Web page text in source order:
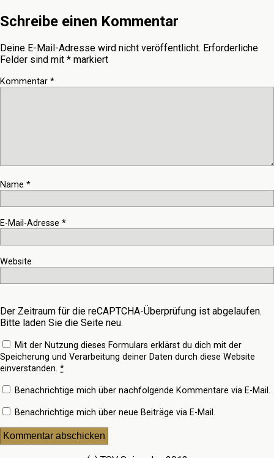
Schreibe einen Kommentar
Deine E-Mail-Adresse wird nicht veröffentlicht. Erforderliche
Felder sind mit * markiert
Kommentar *
Name *
E-Mail-Adresse *
Website
Der Zeitraum für die reCAPTCHA-Überprüfung ist abgelaufen.
Bitte laden Sie die Seite neu.
Mit der Nutzung dieses Formulars erklärst du dich mit der
Speicherung und Verarbeitung deiner Daten durch diese Website
einverstanden. *
Benachrichtige mich über nachfolgende Kommentare via E-Mail.
Benachrichtige mich über neue Beiträge via E-Mail.